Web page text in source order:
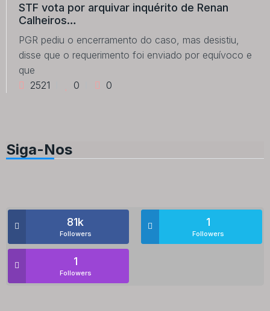
STF vota por arquivar inquérito de Renan
Calheiros…
PGR pediu o encerramento do caso, mas desistiu,
disse que o requerimento foi enviado por equívoco e
que
2521
0 0
Siga-Nos
81k
Followers
1
Followers
1
Followers